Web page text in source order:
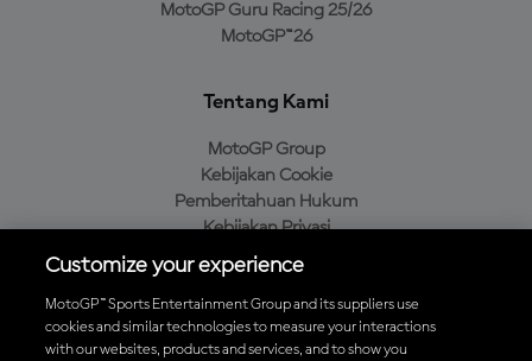
MotoGP Guru Racing 25/26
MotoGP™26
Tentang Kami
MotoGP Group
Kebijakan Cookie
Pemberitahuan Hukum
Kebijakan Privasi
Kebijakan Pembelian
Unduh Aplikasi Resmi MotoGP™
Customize your experience
MotoGP™ Sports Entertainment Group and its suppliers use
cookies and similar technologies to measure your interactions
with our websites, products and services, and to show you